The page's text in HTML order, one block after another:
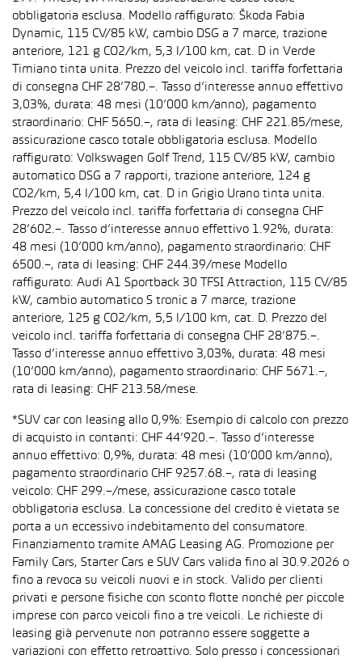
obbligatoria esclusa. Modello raffigurato: Škoda Fabia
Dynamic, 115 CV/85 kW, cambio DSG a 7 marce, trazione
anteriore, 121 g CO2/km, 5,3 l/100 km, cat. D in Verde
Timiano tinta unita. Prezzo del veicolo incl. tariffa forfettaria
di consegna CHF 28’780.–. Tasso d’interesse annuo effettivo
3,03%, durata: 48 mesi (10’000 km/anno), pagamento
straordinario: CHF 5650.–, rata di leasing: CHF 221.85/mese,
assicurazione casco totale obbligatoria esclusa. Modello
raffigurato: Volkswagen Golf Trend, 115 CV/85 kW, cambio
automatico DSG a 7 rapporti, trazione anteriore, 124 g
CO2/km, 5,4 l/100 km, cat. D in Grigio Urano tinta unita.
Prezzo del veicolo incl. tariffa forfettaria di consegna CHF
28’602.–. Tasso d’interesse annuo effettivo 1.92%, durata:
48 mesi (10’000 km/anno), pagamento straordinario: CHF
6500.–, rata di leasing: CHF 244.39/mese Modello
raffigurato: Audi A1 Sportback 30 TFSI Attraction, 115 CV/85
kW, cambio automatico S tronic a 7 marce, trazione
anteriore, 125 g CO2/km, 5,5 l/100 km, cat. D. Prezzo del
veicolo incl. tariffa forfettaria di consegna CHF 28’875.–.
Tasso d’interesse annuo effettivo 3,03%, durata: 48 mesi
(10’000 km/anno), pagamento straordinario: CHF 5671.–,
rata di leasing: CHF 213.58/mese.
*SUV car con leasing allo 0,9%: Esempio di calcolo con prezzo
di acquisto in contanti: CHF 44’920.–. Tasso d’interesse
annuo effettivo: 0,9%, durata: 48 mesi (10’000 km/anno),
pagamento straordinario CHF 9257.68.–, rata di leasing
veicolo: CHF 299.–/mese, assicurazione casco totale
obbligatoria esclusa. La concessione del credito è vietata se
porta a un eccessivo indebitamento del consumatore.
Finanziamento tramite AMAG Leasing AG. Promozione per
Family Cars, Starter Cars e SUV Cars valida fino al 30.9.2026 o
fino a revoca su veicoli nuovi e in stock. Valido per clienti
privati e persone fisiche con sconto flotte nonché per piccole
imprese con parco veicoli fino a tre veicoli. Le richieste di
leasing già pervenute non potranno essere soggette a
variazioni con effetto retroattivo. Solo presso i concessionari